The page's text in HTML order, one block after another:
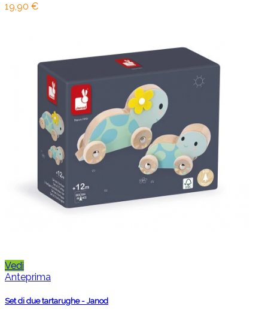
19,90 €
Vedi
Anteprima
Set di due tartarughe - Janod